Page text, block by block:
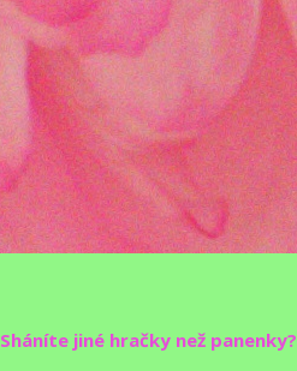
Sháníte jiné hračky než panenky?